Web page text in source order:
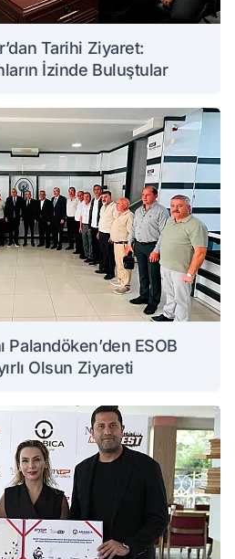
Tarihi Ziyaret:
İzinde Buluştular
Palandöken’den ESOB
Olsun Ziyareti